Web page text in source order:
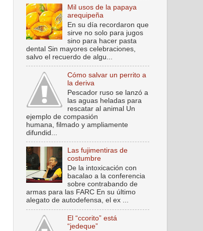
Mil usos de la papaya
arequipeña
En su día recordaron que
sirve no solo para jugos
sino para hacer pasta
dental Sin mayores celebraciones,
salvo el recuerdo de algu...
Cómo salvar un perrito a
la deriva
Pescador ruso se lanzó a
las aguas heladas para
rescatar al animal Un
ejemplo de compasión
humana, filmado y ampliamente
difundid...
Las fujimentiras de
costumbre
De la intoxicación con
bacalao a la conferencia
sobre contrabando de
armas para las FARC En su último
alegato de autodefensa, el ex ...
El “ccorito” está
“jedeque”